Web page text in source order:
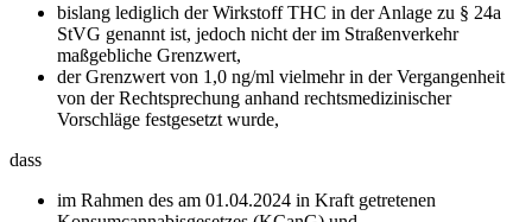
bislang lediglich der Wirkstoff THC in der Anlage zu § 24a
StVG genannt ist, jedoch nicht der im Straßenverkehr
maßgebliche Grenzwert,
der Grenzwert von 1,0 ng/ml vielmehr in der Vergangenheit
von der Rechtsprechung anhand rechtsmedizinischer
Vorschläge festgesetzt wurde,
dass
im Rahmen des am 01.04.2024 in Kraft getretenen